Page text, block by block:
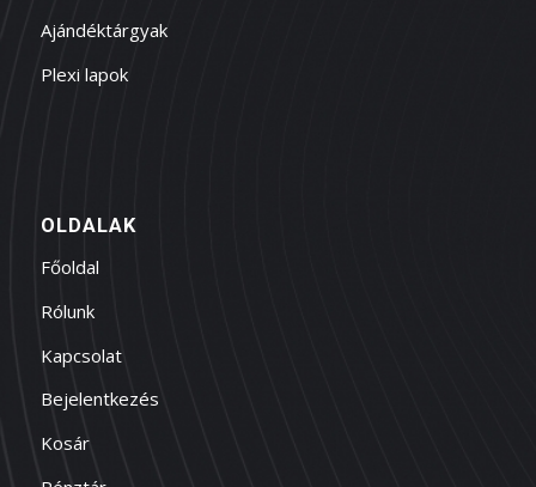
Ajándéktárgyak
Plexi lapok
OLDALAK
Főoldal
Rólunk
Kapcsolat
Bejelentkezés
Kosár